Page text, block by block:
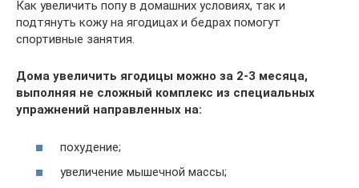
Как увеличить попу в домашних условиях, так и
подтянуть кожу на ягодицах и бедрах помогут
спортивные занятия.
Дома увеличить ягодицы можно за 2-3 месяца,
выполняя не сложный комплекс из специальных
упражнений направленных на:
похудение;
увеличение мышечной массы;